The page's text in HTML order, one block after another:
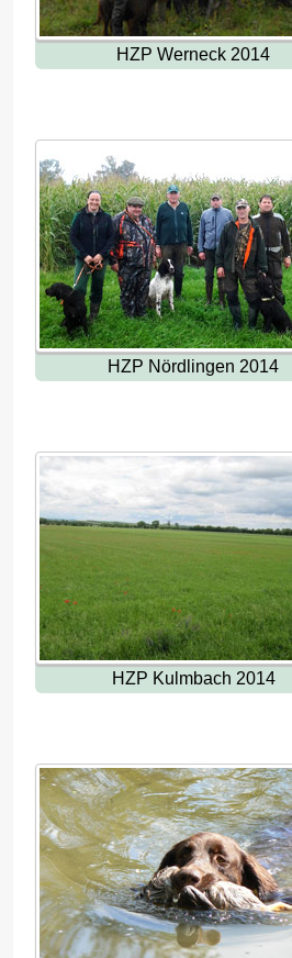
HZP Werneck 2014
HZP Nördlingen 2014
HZP Kulmbach 2014